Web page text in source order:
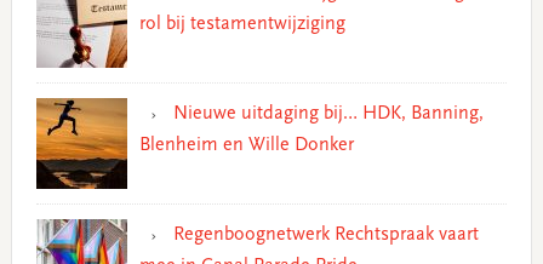
rol bij testamentwijziging
Nieuwe uitdaging bij… HDK, Banning,
Blenheim en Wille Donker
Regenboognetwerk Rechtspraak vaart